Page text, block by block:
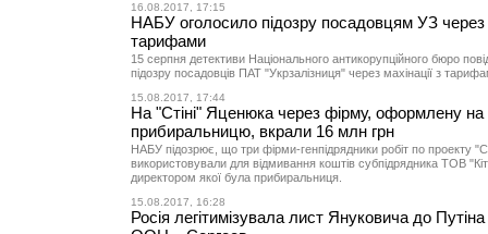
16.08.2017, 17:15
НАБУ оголосило підозру посадовцям УЗ через
тарифами
15 серпня детективи Національного антикорупційного бюро
підозру посадовців ПАТ "Укрзалізниця" через махінації з
15.08.2017, 17:44
На "Стіні" Яценюка через фірму, оформлену на
прибиральницю, вкрали 16 млн грн
НАБУ підозрює, що три фірми-генпідрядники робіт по проекту
використовували для відмивання коштів субпідрядника ТОВ
директором якої була прибиральниця.
15.08.2017, 16:28
Росія легітимізувала лист Януковича до